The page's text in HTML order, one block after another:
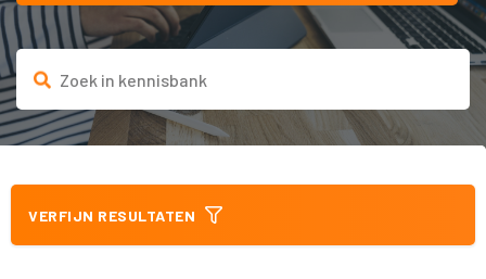
VERFIJN RESULTATEN